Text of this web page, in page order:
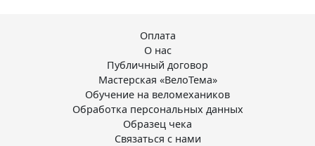
Оплата
О нас
Публичный договор
Мастерская «ВелоТема»
Обучение на веломехаников
Обработка персональных данных
Образец чека
Связаться с нами